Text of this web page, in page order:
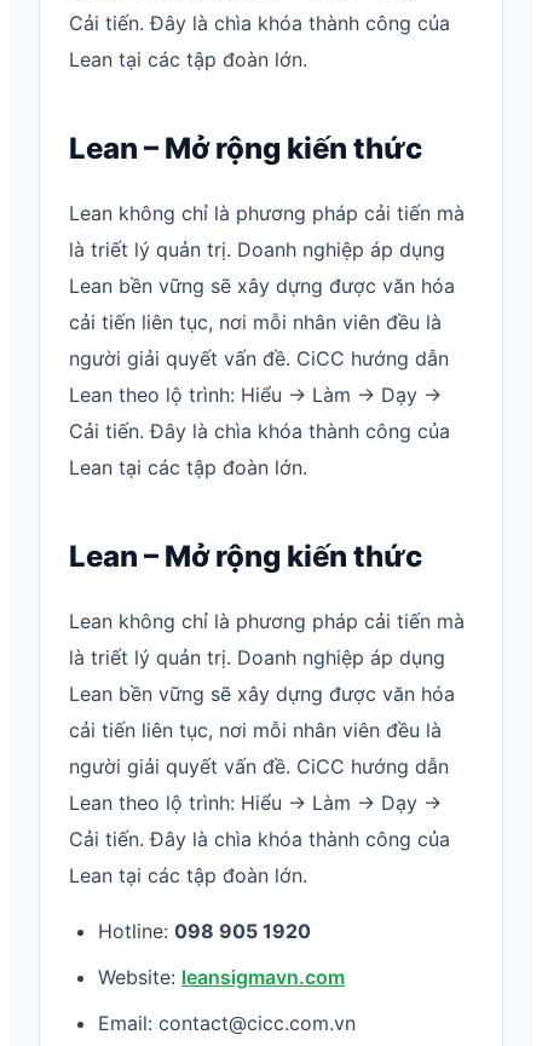
Cải tiến. Đây là chìa khóa thành công của
Lean tại các tập đoàn lớn.
Lean – Mở rộng kiến thức
Lean không chỉ là phương pháp cải tiến mà
là triết lý quản trị. Doanh nghiệp áp dụng
Lean bền vững sẽ xây dựng được văn hóa
cải tiến liên tục, nơi mỗi nhân viên đều là
người giải quyết vấn đề. CiCC hướng dẫn
Lean theo lộ trình: Hiểu → Làm → Dạy →
Cải tiến. Đây là chìa khóa thành công của
Lean tại các tập đoàn lớn.
Lean – Mở rộng kiến thức
Lean không chỉ là phương pháp cải tiến mà
là triết lý quản trị. Doanh nghiệp áp dụng
Lean bền vững sẽ xây dựng được văn hóa
cải tiến liên tục, nơi mỗi nhân viên đều là
người giải quyết vấn đề. CiCC hướng dẫn
Lean theo lộ trình: Hiểu → Làm → Dạy →
Cải tiến. Đây là chìa khóa thành công của
Lean tại các tập đoàn lớn.
Hotline: 098 905 1920
Website: leansigmavn.com
Email: contact@cicc.com.vn